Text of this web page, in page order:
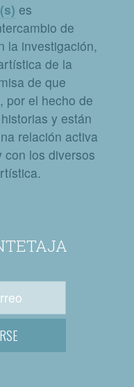
es
de
la investigación,
de la
de que
por el hecho de
y están
relación activa
los diversos